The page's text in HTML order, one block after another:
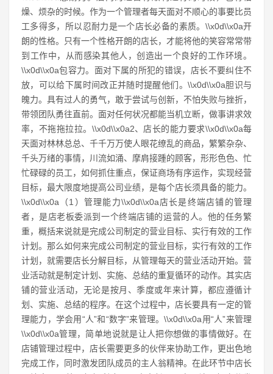
燥、烦杂的时候。作为一个管理者每天面对不顺心的事要比员
工多得多，所以忍耐力是一个店长必备的素质。\\x0d\\x0a开
朗的性格。只有一个性格开朗的店长，才能将他的笑容常常带
到工作中，从而感染其他人，创造出一个良好的工作环境。
\\x0d\\x0a包容力。面对下属的所犯的错误，店长不要纠住不
放，可以给下属时间改正并随时提醒他们。\\x0d\\x0a胆识与
魄力。具有过人的勇气，敢于尝试与创新，不怕失败与挫折，
带领团队勇往直前。面对任何状况都能当机立断，做事讲求效
率，不拖拖拉拉。\\x0d\\x0a2、店长的能力要求\\x0d\\x0a每
天面对林林总总、千千万万使人眼花缭乱的商品，繁繁杂杂、
千头万绪的事情，川流如涌、摩肩接踵的顾客，形形色色、忙
忙碌碌的员工，如何抓住重点，保证商场有序运作，实现经营
目标，最大限度地提高公司业绩，是每个店长须具备的能力。
\\x0d\\x0a（1）管理能力\\x0d\\x0a店长是终端店铺的管理
者，是店老板委派到一个终端店铺的运营的人。他的任务繁
重，概括来说就是完成公司制定的营业目标、实行有效的工作
计划。那么如何来完成公司制定的营业目标，实行有效的工作
计划，就需要店长分解目标，从管理每天的营业活动开始。营
业活动就是制定计划、实施、总结的重复循环的动作。其实店
铺的营业活动，无论是按月、季度或年来计算，都应遵循计
划、实施、总结的程序。在这个过程中，店长要具有一定的管
理能力，学会用“人”和“数字”来管理。\\x0d\\x0a用“人”来管理
\\x0d\\x0a管理，简单地说就是让人把你想做的事情做好。在
店铺管理过程中，店长需要更多的伙伴来协助工作，更出色地
完成工作，同时激发团队成员的主人翁精神。在此环节中店长